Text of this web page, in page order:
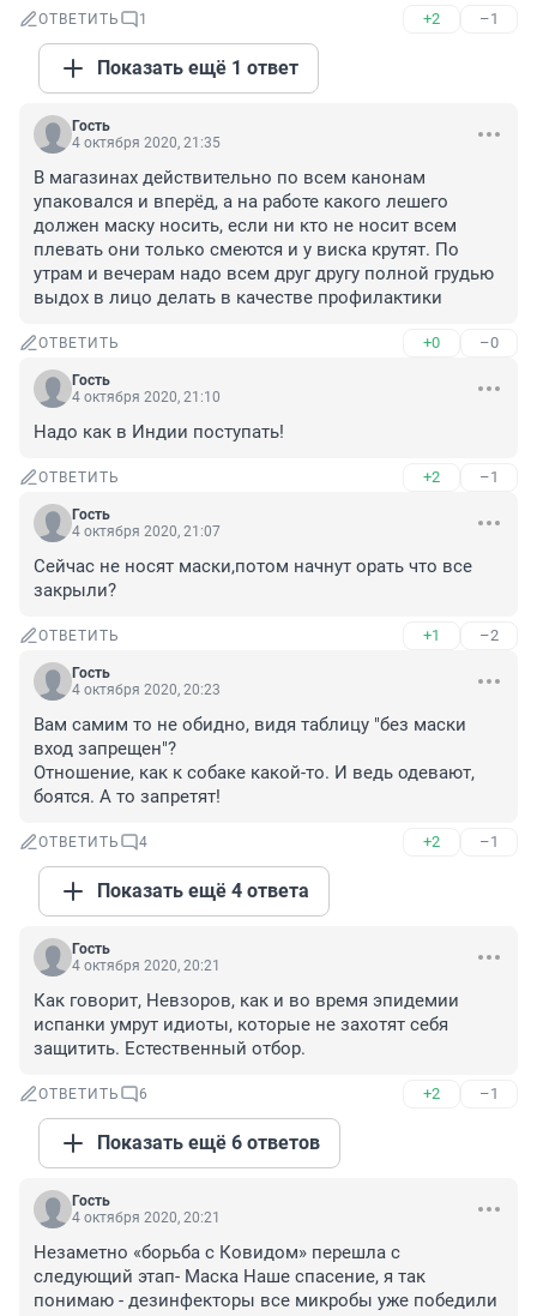
ОТВЕТИТЬ 1 +2 –1
Показать ещё 1 ответ
Гость
4 октября 2020, 21:35
В магазинах действительно по всем канонам
упаковался и вперёд, а на работе какого лешего
должен маску носить, если ни кто не носит всем
плевать они только смеются и у виска крутят. По
утрам и вечерам надо всем друг другу полной грудью
выдох в лицо делать в качестве профилактики
ОТВЕТИТЬ +0 –0
Гость
4 октября 2020, 21:10
Надо как в Индии поступать!
ОТВЕТИТЬ +2 –1
Гость
4 октября 2020, 21:07
Сейчас не носят маски,потом начнут орать что все
закрыли?
ОТВЕТИТЬ +1 –2
Гость
4 октября 2020, 20:23
Вам самим то не обидно, видя таблицу "без маски
вход запрещен"?
Отношение, как к собаке какой-то. И ведь одевают,
боятся. А то запретят!
ОТВЕТИТЬ 4 +2 –1
Показать ещё 4 ответа
Гость
4 октября 2020, 20:21
Как говорит, Невзоров, как и во время эпидемии
испанки умрут идиоты, которые не захотят себя
защитить. Естественный отбор.
ОТВЕТИТЬ 6 +2 –1
Показать ещё 6 ответов
Гость
4 октября 2020, 20:21
Незаметно «борьба с Ковидом» перешла с
следующий этап- Маска Наше спасение, я так
понимаю - дезинфекторы все микробы уже победили